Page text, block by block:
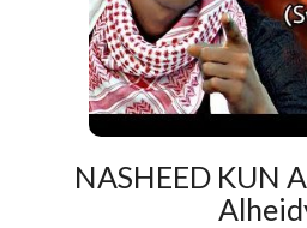
NASHEED KUN